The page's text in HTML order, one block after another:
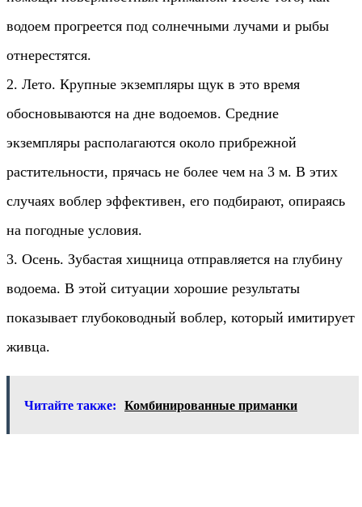
водоем прогреется под солнечными лучами и рыбы
отнерестятся.
2. Лето. Крупные экземпляры щук в это время
обосновываются на дне водоемов. Средние
экземпляры располагаются около прибрежной
растительности, прячась не более чем на 3 м. В этих
случаях воблер эффективен, его подбирают, опираясь
на погодные условия.
3. Осень. Зубастая хищница отправляется на глубину
водоема. В этой ситуации хорошие результаты
показывает глубоководный воблер, который имитирует
живца.
Читайте также: Комбинированные приманки